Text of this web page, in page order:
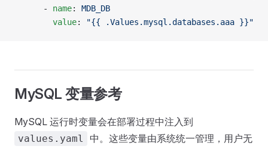
      -
name: MDB_DB
        value
: "{{ .Values.mysql.databases.aaa }}"
MySQL 变量参考
MySQL 运行时变量会在部署过程中注入到
values.yaml
中。这些变量由系统统一管理，用户无